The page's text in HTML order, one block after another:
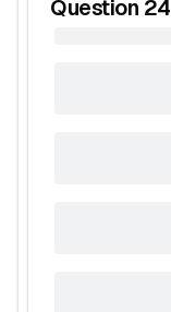
Question 24